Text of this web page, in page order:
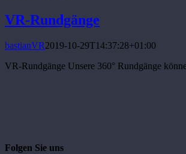
VR-Rundgänge
bastianVR2019-10-29T14:37:28+01:00
VR-Rundgänge Unsere 360° Rundgänge
Folgen Sie uns